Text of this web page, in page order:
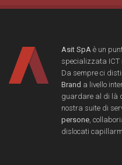
Asit SpA è un
specializzata ICT
Da sempre ci
Brand a livello
guardare al di là
nostra suite di
persone ,
dislocati